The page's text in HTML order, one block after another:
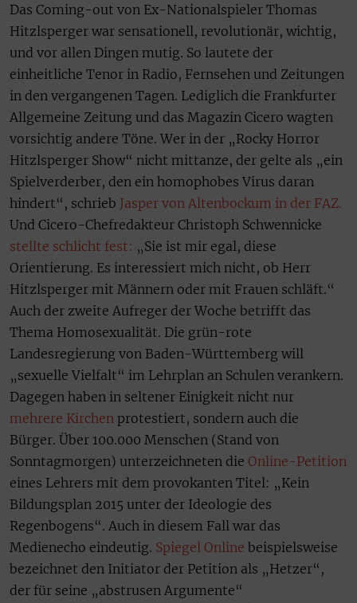
Das Coming-out von Ex-Nationalspieler Thomas
Hitzlsperger war sensationell, revolutionär, wichtig,
und vor allen Dingen mutig. So lautete der
einheitliche Tenor in Radio, Fernsehen und Zeitungen
in den vergangenen Tagen. Lediglich die Frankfurter
Allgemeine Zeitung und das Magazin Cicero wagten
vorsichtig andere Töne. Wer in der „Rocky Horror
Hitzlsperger Show“ nicht mittanze, der gelte als „ein
Spielverderber, den ein homophobes Virus daran
hindert“, schrieb Jasper von Altenbockum in der FAZ.
Und Cicero-Chefredakteur Christoph Schwennicke
stellte schlicht fest: „Sie ist mir egal, diese
Orientierung. Es interessiert mich nicht, ob Herr
Hitzlsperger mit Männern oder mit Frauen schläft.“
Auch der zweite Aufreger der Woche betrifft das
Thema Homosexualität. Die grün-rote
Landesregierung von Baden-Württemberg will
„sexuelle Vielfalt“ im Lehrplan an Schulen verankern.
Dagegen haben in seltener Einigkeit nicht nur
mehrere Kirchen protestiert, sondern auch die
Bürger. Über 100.000 Menschen (Stand von
Sonntagmorgen) unterzeichneten die Online-Petition
eines Lehrers mit dem provokanten Titel: „Kein
Bildungsplan 2015 unter der Ideologie des
Regenbogens“. Auch in diesem Fall war das
Medienecho eindeutig. Spiegel Online beispielsweise
bezeichnet den Initiator der Petition als „Hetzer“,
der für seine „abstrusen Argumente“